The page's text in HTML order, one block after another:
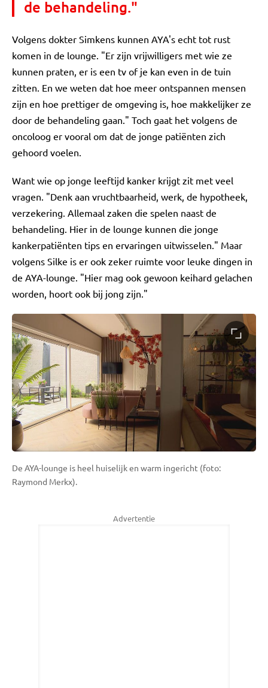
de behandeling."
Volgens dokter Simkens kunnen AYA's echt tot rust
komen in de lounge. "Er zijn vrijwilligers met wie ze
kunnen praten, er is een tv of je kan even in de tuin
zitten. En we weten dat hoe meer ontspannen mensen
zijn en hoe prettiger de omgeving is, hoe makkelijker ze
door de behandeling gaan." Toch gaat het volgens de
oncoloog er vooral om dat de jonge patiënten zich
gehoord voelen.
Want wie op jonge leeftijd kanker krijgt zit met veel
vragen. "Denk aan vruchtbaarheid, werk, de hypotheek,
verzekering. Allemaal zaken die spelen naast de
behandeling. Hier in de lounge kunnen die jonge
kankerpatiënten tips en ervaringen uitwisselen." Maar
volgens Silke is er ook zeker ruimte voor leuke dingen in
de AYA-lounge. "Hier mag ook gewoon keihard gelachen
worden, hoort ook bij jong zijn."
De AYA-lounge is heel huiselijk en warm ingericht (foto:
Raymond Merkx).
Advertentie